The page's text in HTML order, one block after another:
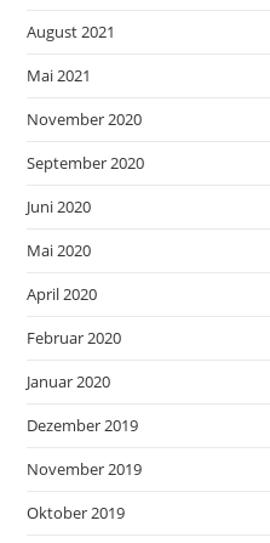
August 2021
Mai 2021
November 2020
September 2020
Juni 2020
Mai 2020
April 2020
Februar 2020
Januar 2020
Dezember 2019
November 2019
Oktober 2019